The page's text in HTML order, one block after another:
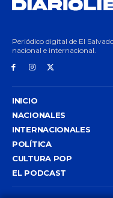
Periódico digital de El
nacional e internacional.
INICIO
NACIONALES
INTERNACIONALES
POLÍTICA
CULTURA POP
EL PODCAST